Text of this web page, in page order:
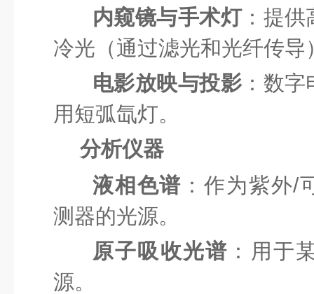
内窥镜与手术灯：提供
冷光（通过滤光和光纤传导
电影放映与投影 ：数
用短弧氙灯。
分析仪器
液相色谱 ：作为紫外/
测器的光源。
原子吸收光谱 ：用于
源。